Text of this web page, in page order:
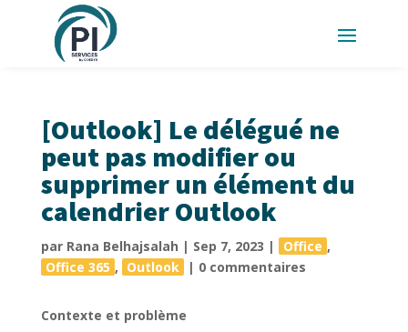
[Outlook] Le délégué ne
peut pas modifier ou
supprimer un élément du
calendrier Outlook
par Rana Belhajsalah | Sep 7, 2023 | Office ,
Office 365 , Outlook | 0 commentaires
Contexte et problème